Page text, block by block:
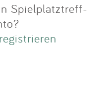
Spielplatztreff-